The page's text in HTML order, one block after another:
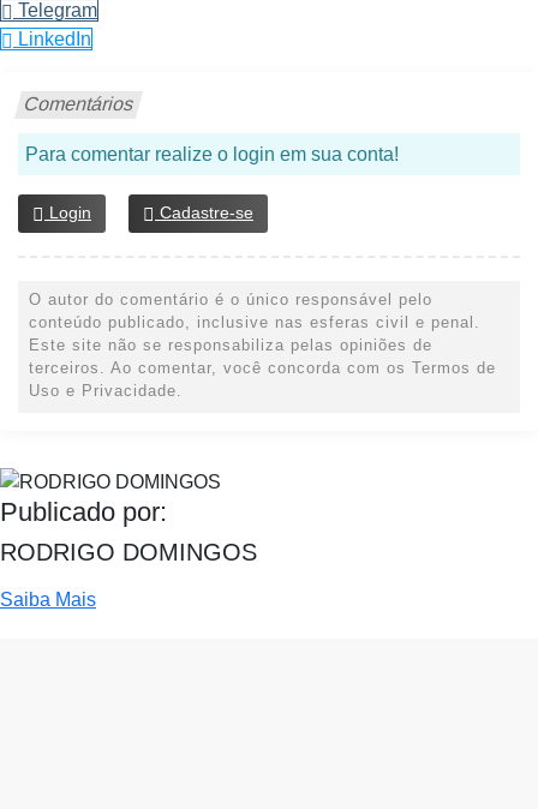
Telegram
LinkedIn
Comentários
Para comentar realize o login em sua conta!
Login Cadastre-se
O autor do comentário é o único responsável pelo
conteúdo publicado, inclusive nas esferas civil e penal.
Este site não se responsabiliza pelas opiniões de
terceiros. Ao comentar, você concorda com os Termos de
Uso e Privacidade.
Publicado por:
RODRIGO DOMINGOS
Saiba Mais